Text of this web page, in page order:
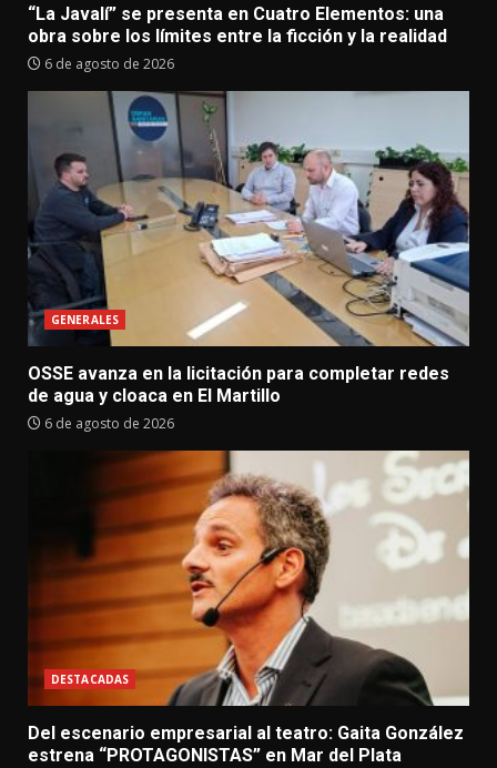
“La Javalí” se presenta en Cuatro Elementos: una
obra sobre los límites entre la ficción y la realidad
6 de agosto de 2026
GENERALES
OSSE avanza en la licitación para completar redes
de agua y cloaca en El Martillo
6 de agosto de 2026
DESTACADAS
Del escenario empresarial al teatro: Gaita González
estrena “PROTAGONISTAS” en Mar del Plata